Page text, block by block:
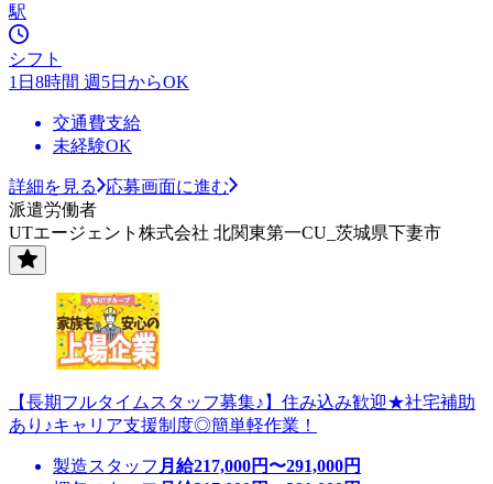
駅
シフト
1日8時間 週5日からOK
交通費支給
未経験OK
詳細を見る
応募画面に進む
派遣労働者
UTエージェント株式会社 北関東第一CU_茨城県下妻市
【長期フルタイムスタッフ募集♪】住み込み歓迎★社宅補助
あり♪キャリア支援制度◎簡単軽作業！
製造スタッフ 月給217,000円〜291,000円